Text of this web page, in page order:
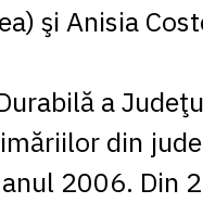
şi Anisia
a
din
2006. Din